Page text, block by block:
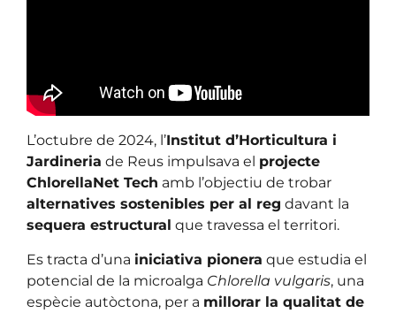
L’octubre de 2024, l’Institut d’Horticultura i
Jardineria de Reus impulsava el projecte
ChlorellaNet Tech amb l’objectiu de trobar
alternatives sostenibles per al reg davant la
sequera estructural que travessa el territori.
Es tracta d’una iniciativa pionera que estudia el
potencial de la microalga Chlorella vulgaris, una
espècie autòctona, per a millorar la qualitat de